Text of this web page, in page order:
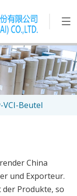
VCI-Beutel
China
und Exporteur.
Produkte, so